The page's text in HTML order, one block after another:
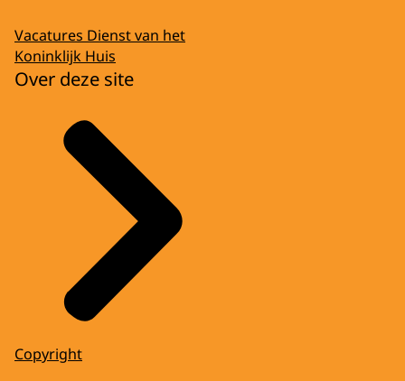
Vacatures Dienst van het
Koninklijk Huis
Over deze site
Copyright